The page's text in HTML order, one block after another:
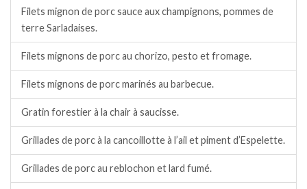
Filets mignon de porc sauce aux champignons, pommes de
terre Sarladaises.
Filets mignons de porc au chorizo, pesto et fromage.
Filets mignons de porc marinés au barbecue.
Gratin forestier à la chair à saucisse.
Grillades de porc à la cancoillotte à l’ail et piment d’Espelette.
Grillades de porc au reblochon et lard fumé.